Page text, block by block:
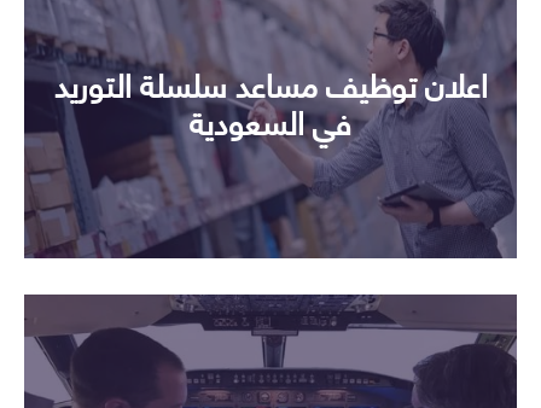
اعلان توظيف مساعد سلسلة التوريد
في السعودية